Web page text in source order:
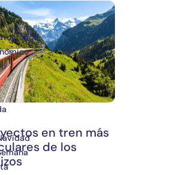
en tren más
de los